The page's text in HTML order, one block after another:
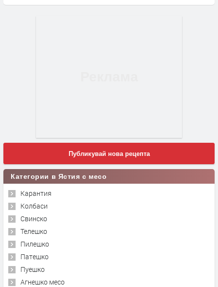
Публикувай нова рецепта
Категории в Ястия с месо
Карантия
Колбаси
Свинско
Телешко
Пилешко
Патешко
Пуешко
Агнешко месо